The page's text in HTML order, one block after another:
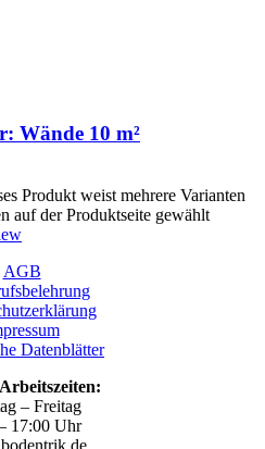
Wände 10 m²
Produkt weist mehrere Varianten
auf der Produktseite gewählt
AGB
Datenblätter
– Freitag
17:00 Uhr